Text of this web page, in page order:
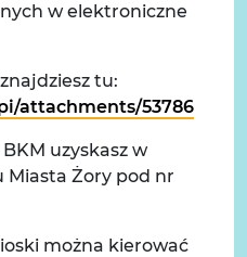
w elektroniczne
tu:
attachments/53786
uzyskasz w
Miasta Żory pod nr
można kierować